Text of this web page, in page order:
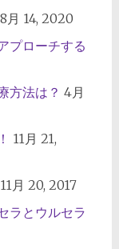
8月 14, 2020
プローチする
方法は？ 4月
11月 21,
11月 20, 2017
ラとウルセラ